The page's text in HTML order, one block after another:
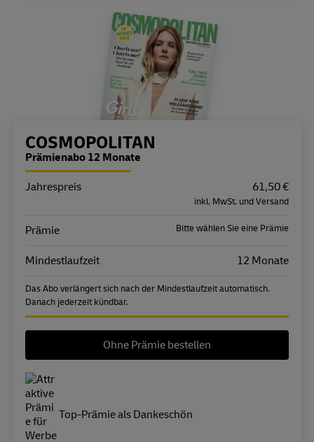
Bestellübersicht
COSMOPOLITAN
Prämienabo 12 Monate
Eigenschaft
Jahrespreis 61,50 €
inkl. MwSt. und Versand
Prämie Bitte wählen Sie eine Prämie
Mindestlaufzeit 12 Monate
Das Abo verlängert sich nach der Mindestlaufzeit automatisch.
Danach jederzeit kündbar.
Ohne Prämie bestellen
Top-Prämie als Dankeschön